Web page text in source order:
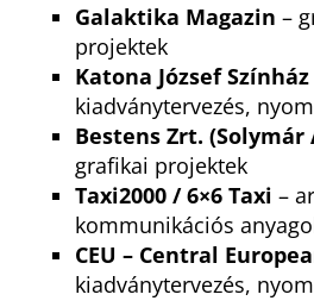
Galaktika Magazin –
projektek
Katona József Színház
kiadványtervezés,
Bestens Zrt.
grafikai projektek
Taxi2000 / 6×6 Taxi –
kommunikációs
CEU – Central
kiadványtervezés,